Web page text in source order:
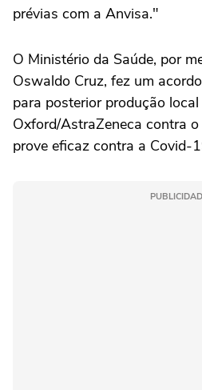
prévias com a Anvisa."
O Ministério da Saúde, por
Oswaldo Cruz, fez um
para posterior produção
Oxford/AstraZeneca contra
prove eficaz contra a Covid-